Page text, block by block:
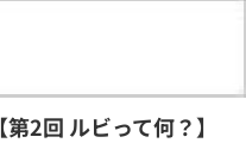
【第2回 ルビって何？】